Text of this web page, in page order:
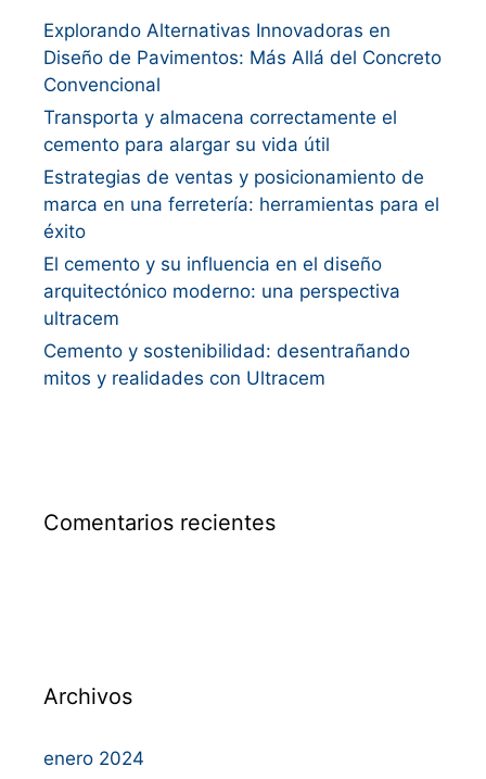
Explorando Alternativas Innovadoras en
Diseño de Pavimentos: Más Allá del Concreto
Convencional
Transporta y almacena correctamente el
cemento para alargar su vida útil
Estrategias de ventas y posicionamiento de
marca en una ferretería: herramientas para el
éxito
El cemento y su influencia en el diseño
arquitectónico moderno: una perspectiva
ultracem
Cemento y sostenibilidad: desentrañando
mitos y realidades con Ultracem
Comentarios recientes
Archivos
enero 2024